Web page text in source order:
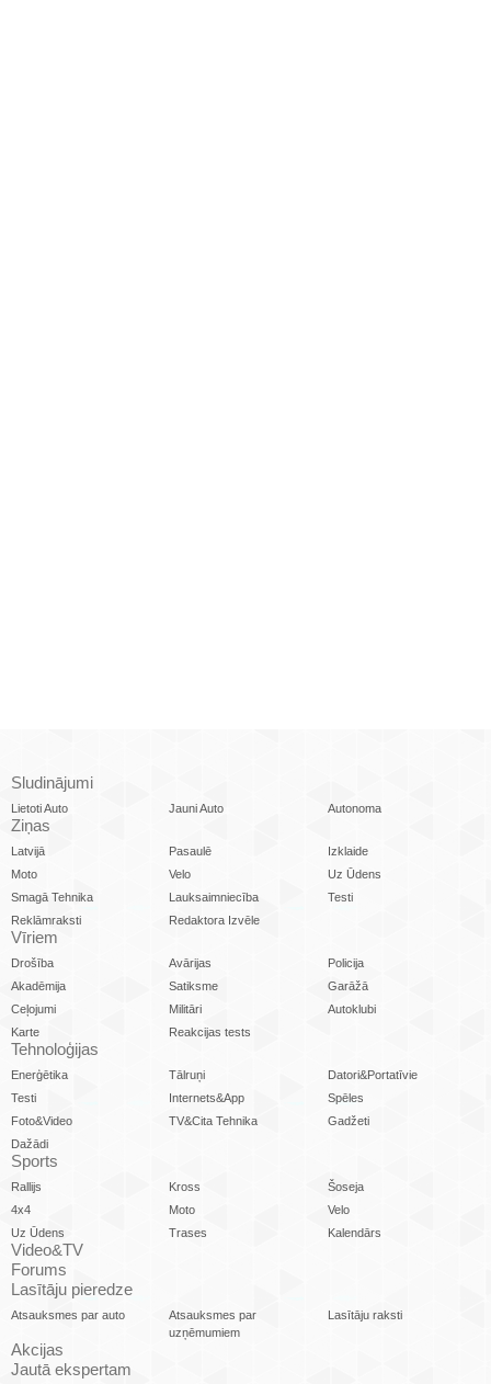
Sludinājumi
Lietoti Auto Jauni Auto Autonoma
Ziņas
Latvijā Pasaulē
Izklaide
Moto
Velo
Uz Ūdens
Smagā Tehnika
Lauksaimniecība
Testi
Reklāmraksti
Redaktora Izvēle
Vīriem
Drošība Avārijas
Policija
Akadēmija
Satiksme
Garāžā
Ceļojumi
Militāri
Autoklubi
Karte
Reakcijas tests
Tehnoloģijas
Enerģētika Tālruņi
Datori&Portatīvie
Testi
Internets&App
Spēles
Foto&Video
TV&Cita Tehnika
Gadžeti
Dažādi
Sports
Rallijs Kross
Šoseja
4x4
Moto
Velo
Uz Ūdens
Trases Kalendārs
Video&TV
Forums
Lasītāju pieredze
Atsauksmes par auto
Atsauksmes par
uzņēmumiem
Lasītāju raksti
Akcijas
Jautā ekspertam